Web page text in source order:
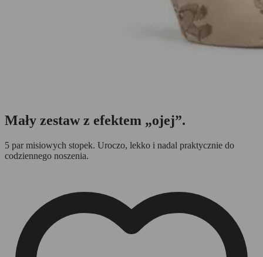
Mały zestaw z efektem „ojej”.
5 par misiowych stopek. Uroczo, lekko i nadal praktycznie do
codziennego noszenia.